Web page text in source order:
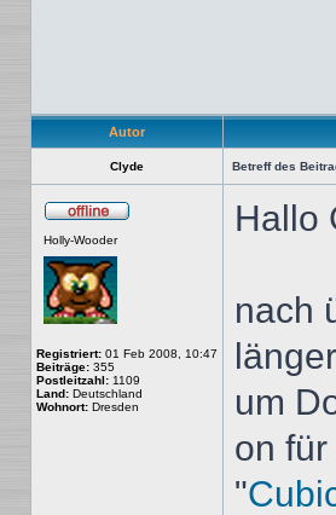
Autor
Clyde Betreff des
Holly-Wooder
Registriert: 01 Feb 2008, 10:47
Beiträge: 355
Postleitzahl: 1109
Land: Deutschland
Wohnort: Dresden
Hallo
nach
um
on
"